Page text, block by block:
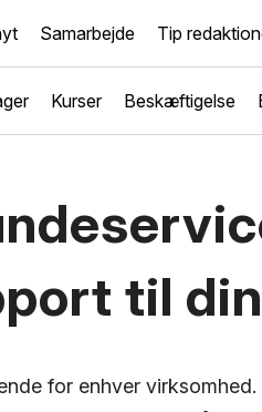
Samarbejde Tip
Kurser Beskæftigelse
til
for enhver